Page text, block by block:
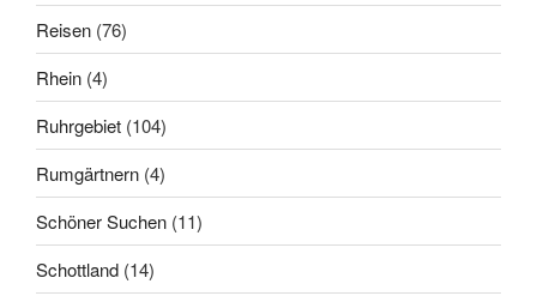
Reisen (76)
Rhein (4)
Ruhrgebiet (104)
Rumgärtnern (4)
Schöner Suchen (11)
Schottland (14)